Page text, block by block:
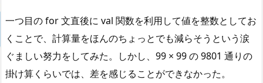
一つ目の for 文直後に val 関数を利用して値を整数としてお
くことで、計算量をほんのちょっとでも減らそうという涙
ぐましい努力をしてみた。しかし、99 × 99 の 9801 通りの
掛け算くらいでは、差を感じることができなかった。